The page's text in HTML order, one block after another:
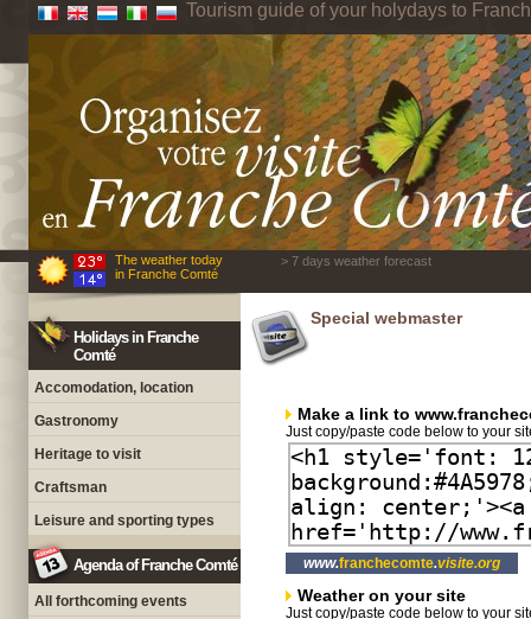
Tourism guide of your holydays to
The weather today
in Franche Comté
> 7 days weather forecast
Holidays in Franche
Comté
Accomodation, location
Gastronomy
Heritage to visit
Craftsman
Leisure and sporting types
Agenda of Franche Comté
All forthcoming events
Special webmaster
Make a link to
Just copy/paste code below to your
www.franchecomte.visite.org
Weather on your site
Just copy/paste code below to your